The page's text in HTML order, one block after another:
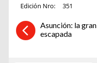
Edición Nro:
351
Asunción: la gran
escapada